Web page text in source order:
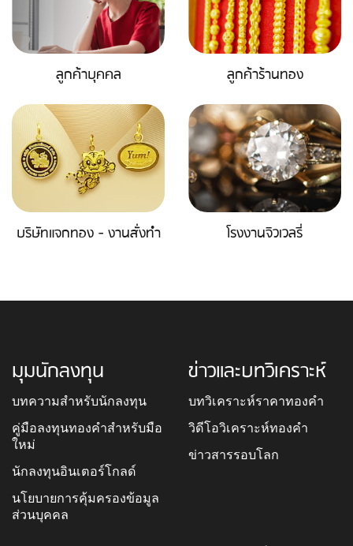
ลูกค้าบุคคล ลูกค้าร้านทอง
บริษัทแจกทอง - งานสั่งทำ โรงงานจิวเวลรี่
มุมนักลงทุน
บทความสำหรับนักลงทุน
คู่มือลงทุนทองคำสำหรับมือ
ใหม่
นักลงทุนอินเตอร์โกลด์
นโยบายการคุ้มครองข้อมูล
ส่วนบุคคล
ข่าวและบทวิเคราะห์
บทวิเคราะห์ราคาทองคำ
วิดีโอวิเคราะห์ทองคำ
ข่าวสารรอบโลก